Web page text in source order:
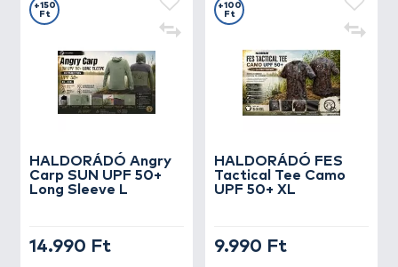
HALDORÁDÓ Angry
Carp SUN UPF 50+
Long Sleeve L
+150
Ft
14.990 Ft
HALDORÁDÓ FES
Tactical Tee Camo
UPF 50+ XL
+100
Ft
9.990 Ft